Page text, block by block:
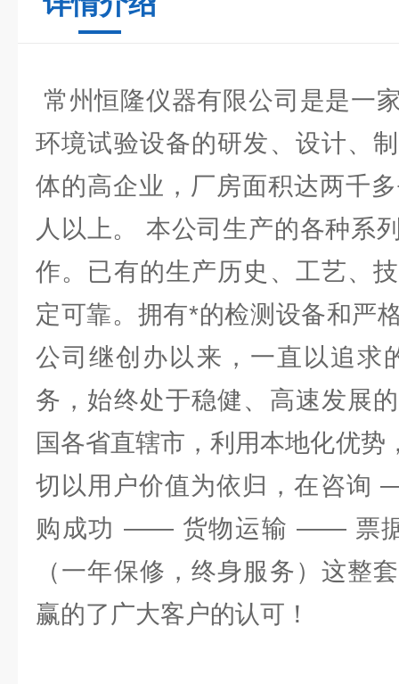
常州恒隆仪器有限公司是是一
环境试验设备的研发、设计、
体的高企业，厂房面积达两千
人以上。 本公司生产的各种系
作。已有的生产历史、工艺、
定可靠。拥有*的检测设备和严
公司继创办以来，一直以追求
务，始终处于稳健、高速发展
国各省直辖市，利用本地化优势
切以用户价值为依归，在咨
购成功 —— 货物运输 —— 票
（一年保修，终身服务）这整
赢的了广大客户的认可！